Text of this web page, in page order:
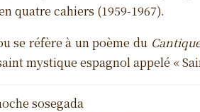
quatre cahiers (1959-1967).
se réfère à un poème du
mystique espagnol appelé «
sosegada